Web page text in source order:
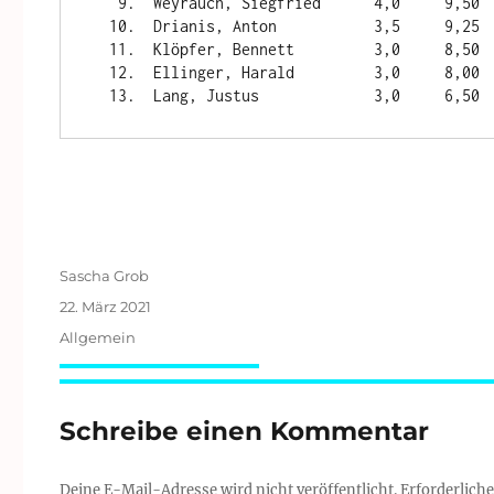
Autor
Sascha Grob
Veröffentlicht
am
22. März 2021
Kategorien
Allgemein
Schreibe einen Kommentar
Deine E-Mail-Adresse wird nicht veröffentlicht.